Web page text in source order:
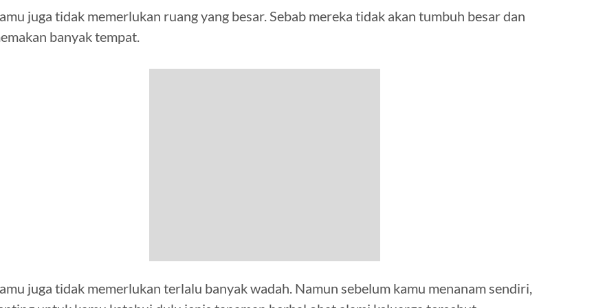
juga tidak memerlukan ruang yang besar. Sebab mereka tidak akan tumbuh besar dan
banyak tempat.
juga tidak memerlukan terlalu banyak wadah. Namun sebelum kamu menanam sendiri,